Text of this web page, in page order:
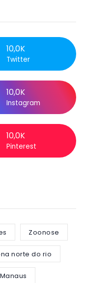
10,0K
Twitter
10,0K
Instagram
10,0K
Pinterest
Zoonose
norte do rio